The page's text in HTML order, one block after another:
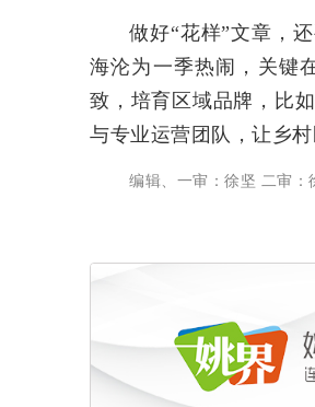
做好“花样”文章，
海沦为一季热闹，关键
致，培育区域品牌，比
与专业运营团队，让乡
编辑、一审：徐坚 二审：